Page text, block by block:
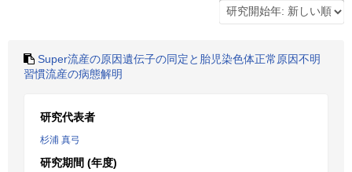
Super流産の原因遺伝子の同定と胎児染色体正常原因不明
習慣流産の病態解明
研究代表者
杉浦 真弓
研究期間 (年度)